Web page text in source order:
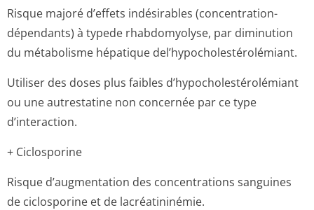
Risque majoré d’effets indésirables (concentration-
dépendants) à typede rhabdomyolyse, par diminution
du métabolisme hépatique del’hypocholes­térolémiant.
Utiliser des doses plus faibles d’hypocholesté­rolémiant
ou une autrestatine non concernée par ce type
d’interaction.
+ Ciclosporine
Risque d’augmentation des concentrations sanguines
de ciclosporine et de lacréatininémie.